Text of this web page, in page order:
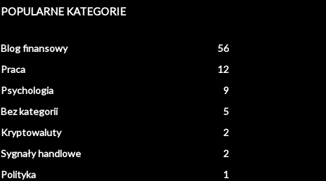
POPULARNE KATEGORIE
Blog finansowy
56
Praca
12
Psychologia
9
Bez kategorii
5
Kryptowaluty
2
Sygnały handlowe
2
Polityka
1